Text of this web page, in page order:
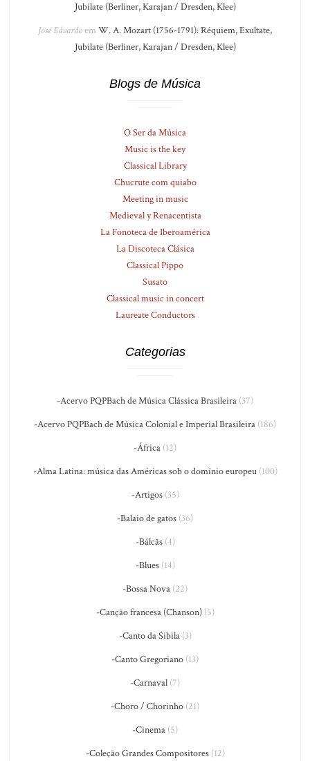
Jubilate (Berliner, Karajan / Dresden, Klee)
José Eduardoem W. A. Mozart (1756-1791): Réquiem, Exultate,
Jubilate (Berliner, Karajan / Dresden, Klee)
Blogs de Música
O Ser da Música
Music is the key
Classical Library
Chucrute com quiabo
Meeting in music
Medieval y Renacentista
La Fonoteca de Iberoamérica
La Discoteca Clásica
Classical Pippo
Susato
Classical music in concert
Laureate Conductors
Categorias
-Acervo PQPBach de Música Clássica Brasileira (37)
-Acervo PQPBach de Música Colonial e Imperial Brasileira (186)
-África (12)
-Alma Latina: música das Américas sob o domínio europeu(100)
-Artigos(35)
-Balaio de gatos (36)
-Bálcãs(4)
-Blues(14)
-Bossa Nova (22)
-Canção francesa (Chanson)(5)
-Canto da Sibila(3)
-Canto Gregoriano (13)
-Carnaval (7)
-Choro / Chorinho (21)
-Cinema (5)
-Coleção Grandes Compositores(12)